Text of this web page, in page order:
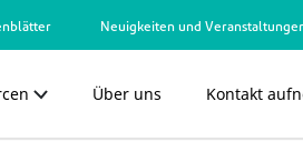
Neuigkeiten und
Über uns Kontakt